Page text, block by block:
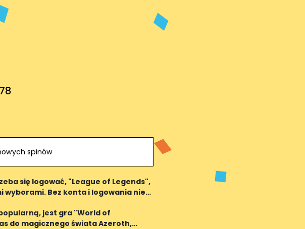
spinów
się logować, "League of Legends",
Bez konta i logowania nie
jest gra "World of
do magicznego świata Azeroth,